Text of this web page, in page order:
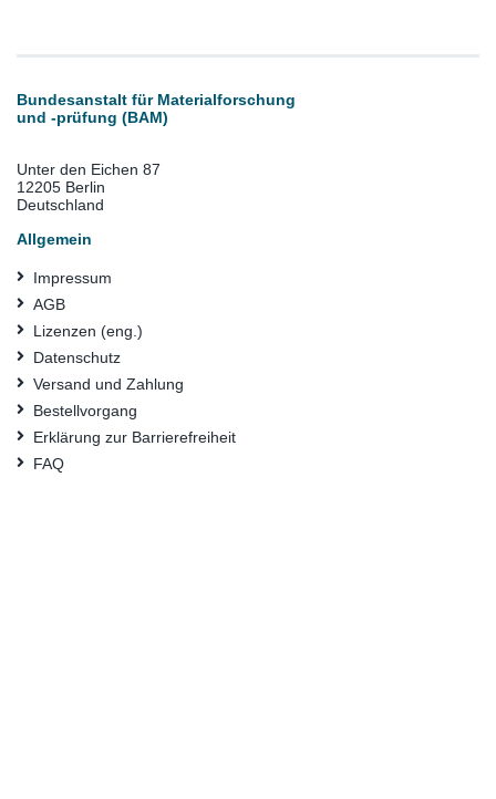
Bundesanstalt für Materialforschung
und -prüfung (BAM)
Unter den Eichen 87
12205 Berlin
Deutschland
Allgemein
Impressum
AGB
Lizenzen (eng.)
Datenschutz
Versand und Zahlung
Bestellvorgang
Erklärung zur Barrierefreiheit
FAQ